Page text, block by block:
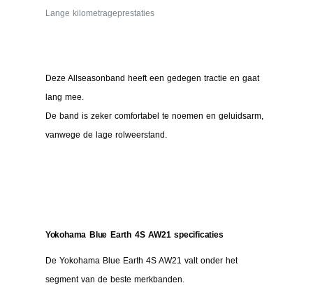
Lange kilometrageprestaties
Deze Allseasonband heeft een gedegen tractie en gaat
lang mee.
De band is zeker comfortabel te noemen en geluidsarm,
vanwege de lage rolweerstand.
Yokohama Blue Earth 4S AW21 specificaties
De Yokohama Blue Earth 4S AW21 valt onder het
segment van de beste merkbanden.